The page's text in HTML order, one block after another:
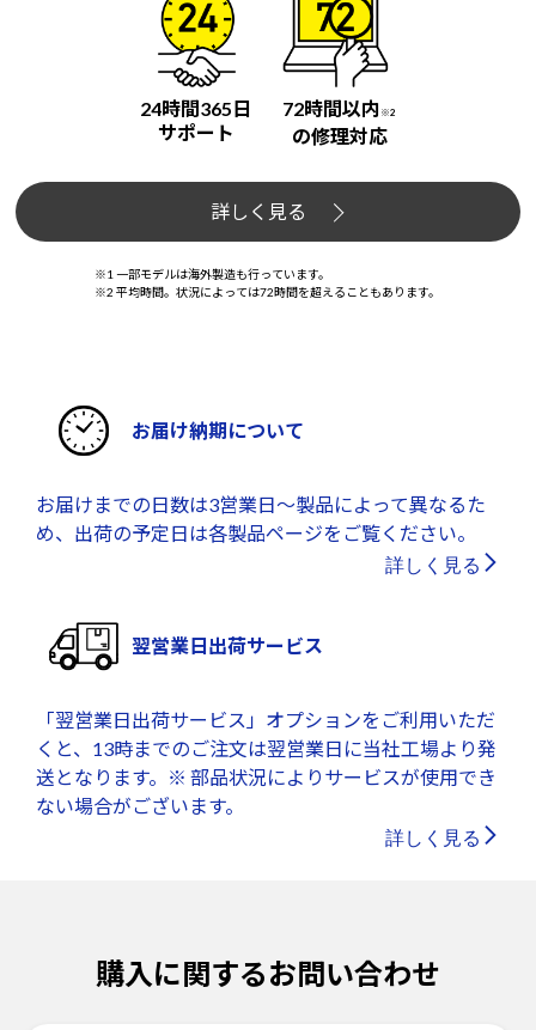
24時間365日
サポート
72時間以内 ※2
の修理対応
詳しく見る
※1 一部モデルは海外製造も行っています。
※2 平均時間。状況によっては72時間を超えることもあります。
お届け納期について
お届けまでの日数は3営業日～製品によって異なるた
め、出荷の予定日は各製品ページをご覧ください。
詳しく見る
翌営業日出荷サービス
「翌営業日出荷サービス」オプションをご利用いただ
くと、13時までのご注文は翌営業日に当社工場より発
送となります。※ 部品状況によりサービスが使用でき
ない場合がございます。
詳しく見る
購入に関するお問い合わせ